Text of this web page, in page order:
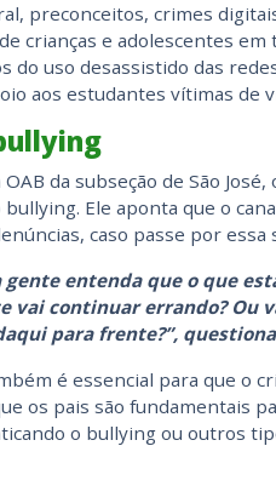
preconceitos, crimes
crianças e adolescentes
do uso desassistido das
aos estudantes vítimas de
da subseção de São
Ele aponta que o
caso passe por essa
gente entenda que o que
vai continuar errando? Ou
para frente?”,
é essencial para que o
os pais são fundamentais
o bullying ou outros